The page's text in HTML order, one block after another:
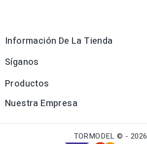
Información De La Tienda
Síganos
Productos
Nuestra Empresa
TORMODEL © - 2026